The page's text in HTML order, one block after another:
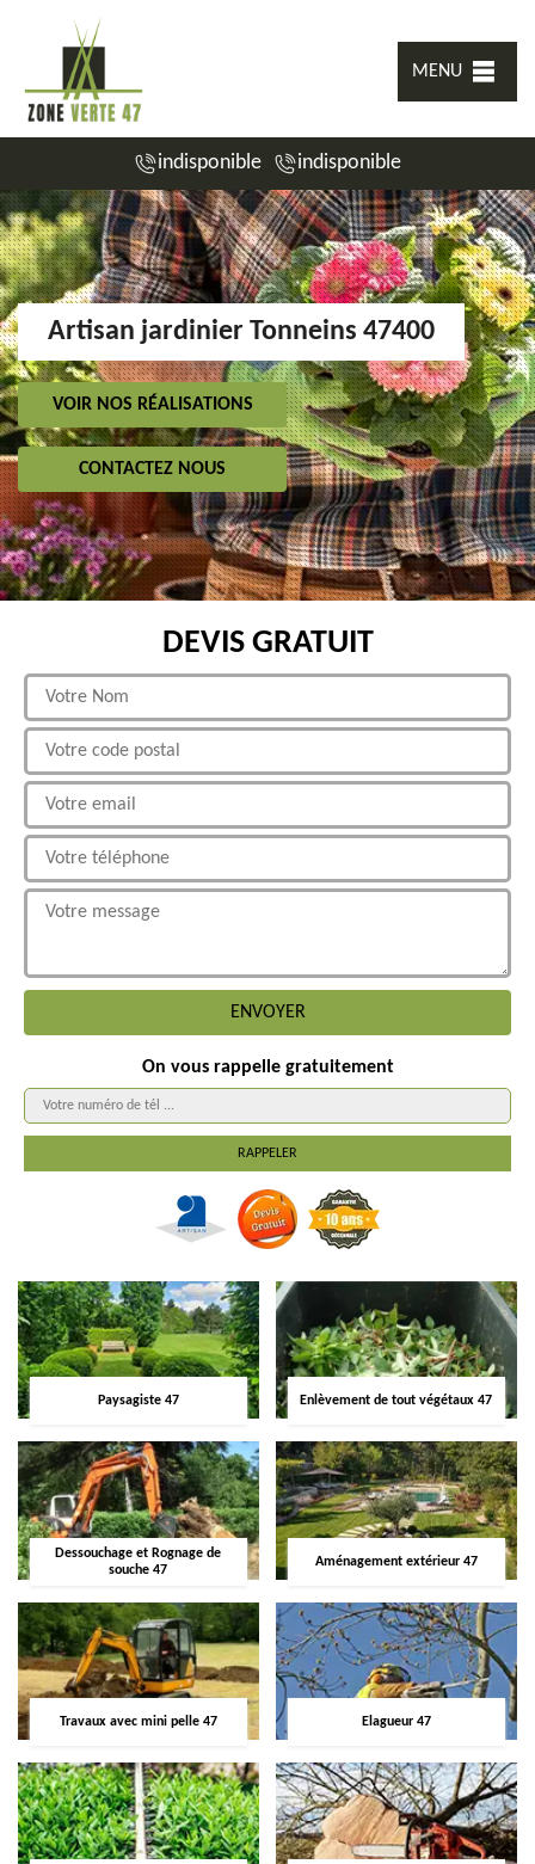
MENU
indisponible indisponible
Artisan jardinier Tonneins 47400
VOIR NOS RÉALISATIONS
CONTACTEZ NOUS
DEVIS GRATUIT
On vous rappelle gratuitement
Paysagiste 47 Enlèvement de tout végétaux 47
Dessouchage et Rognage de
souche 47
Aménagement extérieur 47
Travaux avec mini pelle 47 Elagueur 47